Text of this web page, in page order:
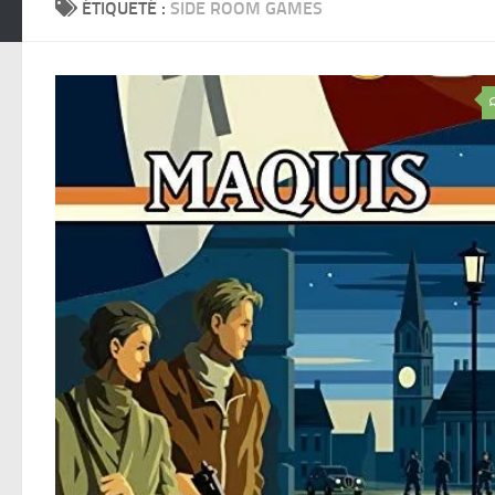
ÉTIQUETÉ : SIDE ROOM GAMES